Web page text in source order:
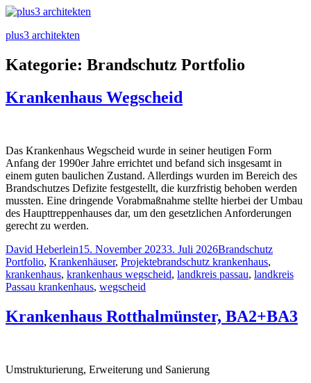
plus3 architekten
Kategorie: Brandschutz Portfolio
Krankenhaus Wegscheid
Das Krankenhaus Wegscheid wurde in seiner heutigen Form
Anfang der 1990er Jahre errichtet und befand sich insgesamt in
einem guten baulichen Zustand. Allerdings wurden im Bereich des
Brandschutzes Defizite festgestellt, die kurzfristig behoben werden
mussten. Eine dringende Vorabmaßnahme stellte hierbei der Umbau
des Haupttreppenhauses dar, um den gesetzlichen Anforderungen
gerecht zu werden.
Posted
by
David Heberlein15. November 20233. Juli 2026Posted
in
Brandschutz
Portfolio, Krankenhäuser, ProjekteTags:
brandschutz krankenhaus,
krankenhaus, krankenhaus wegscheid, landkreis passau, landkreis
Passau krankenhaus, wegscheid
Krankenhaus Rotthalmünster, BA2+BA3
Umstrukturierung, Erweiterung und Sanierung